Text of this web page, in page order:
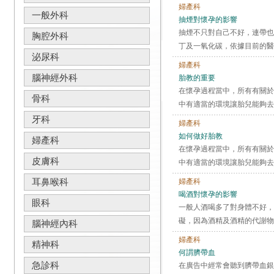
一般外科
胸腔外科
泌尿科
腦神經外科
骨科
牙科
婦產科
皮膚科
耳鼻喉科
眼科
腦神經內科
精神科
急診科
婦產科
抽煙對懷孕的影響
抽煙不只對自己不好，連帶
丁及一氧化碳，依據目前的
婦產科
胎教的重要
在懷孕過程當中，所有有關
中有適當的環境讓胎兒能夠
婦產科
如何做好胎教
在懷孕過程當中，所有有關
中有適當的環境讓胎兒能夠
婦產科
喝酒對懷孕的影響
一般人酒喝多了對身體不好
礙，因為酒精及酒精的代謝
婦產科
何謂臍帶血
在廣告中經常會聽到臍帶血